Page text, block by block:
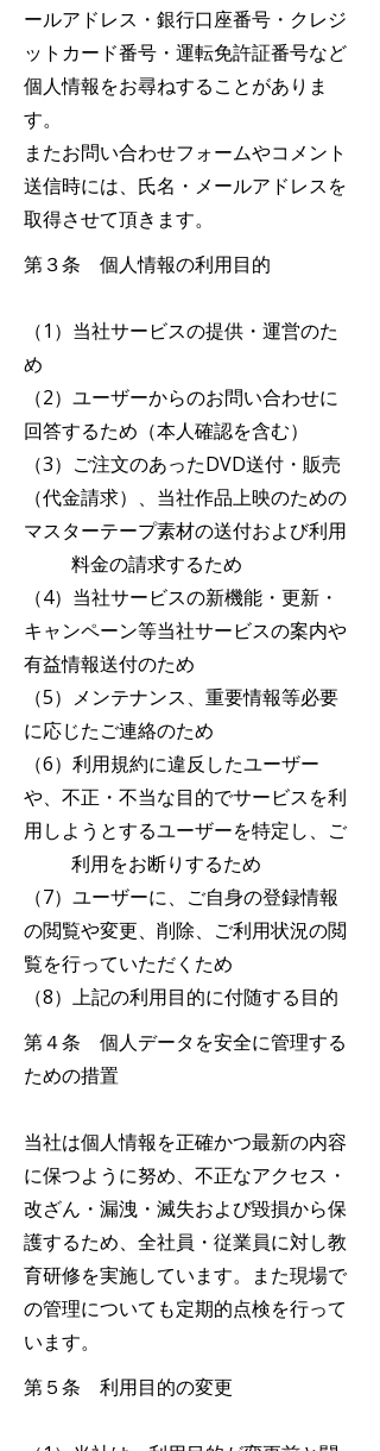
ールアドレス・銀行口座番号・クレジ
ットカード番号・運転免許証番号など
個人情報をお尋ねすることがありま
す。
またお問い合わせフォームやコメント
送信時には、氏名・メールアドレスを
取得させて頂きます。
第３条 個人情報の利用目的
（1）当社サービスの提供・運営のた
め
（2）ユーザーからのお問い合わせに
回答するため（本人確認を含む）
（3）ご注文のあったDVD送付・販売
（代金請求）、当社作品上映のための
マスターテープ素材の送付および利用
料金の請求するため
（4）当社サービスの新機能・更新・
キャンペーン等当社サービスの案内や
有益情報送付のため
（5）メンテナンス、重要情報等必要
に応じたご連絡のため
（6）利用規約に違反したユーザー
や、不正・不当な目的でサービスを利
用しようとするユーザーを特定し、ご
利用をお断りするため
（7）ユーザーに、ご自身の登録情報
の閲覧や変更、削除、ご利用状況の閲
覧を行っていただくため
（8）上記の利用目的に付随する目的
第４条 個人データを安全に管理する
ための措置
当社は個人情報を正確かつ最新の内容
に保つように努め、不正なアクセス・
改ざん・漏洩・滅失および毀損から保
護するため、全社員・従業員に対し教
育研修を実施しています。また現場で
の管理についても定期的点検を行って
います。
第５条 利用目的の変更